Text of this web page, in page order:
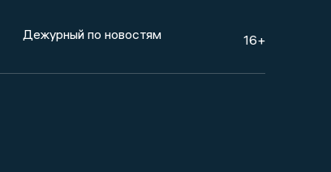
Дежурный по новостям 16+